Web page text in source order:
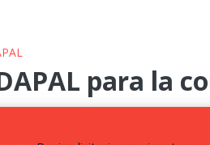
para la